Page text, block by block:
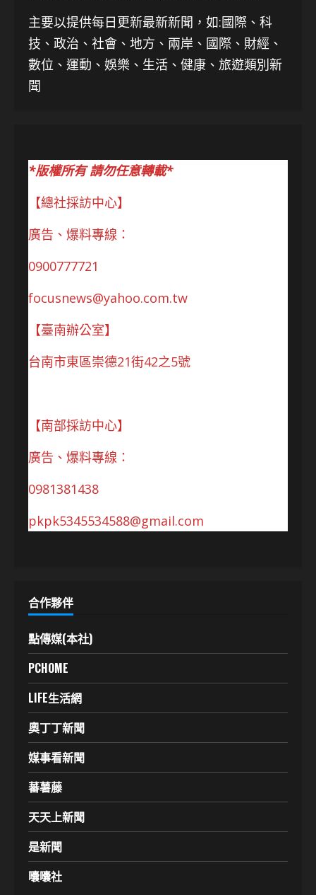
主要以提供每日更新最新新聞 ，如:國際、科
技、 政治、社會、地方、兩岸、國際、財經、
數位、運動、娛樂、生活、健康、旅遊類別新
聞
*版權所有 請勿任意轉載*
【總社採訪中心】
廣告、爆料專線：
0900777721
focusnews@yahoo.com.tw
【臺南辦公室】
台南市東區崇德21街42之5號
【南部採訪中心】
廣告、爆料專線：
0981381438
pkpk5345534588@gmail.com
合作夥伴
點傳媒(本社)
PCHOME
LIFE生活網
奧丁丁新聞
媒事看新聞
蕃薯藤
天天上新聞
是新聞
囔囔社